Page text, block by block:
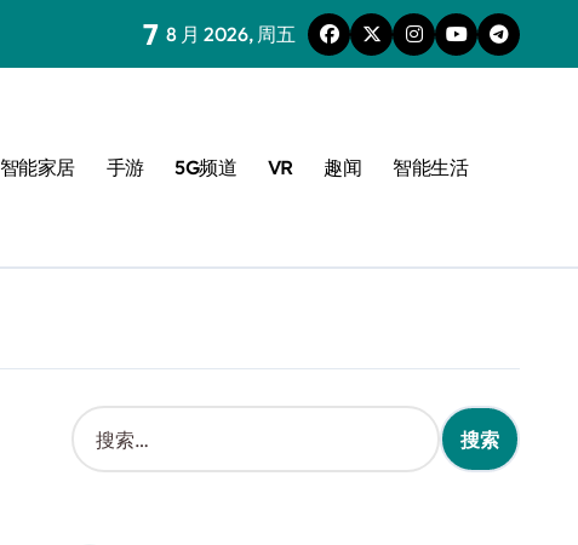
7 8 月 2026, 周五
智能家居 手游 5G频道 VR 趣闻 智能生活
搜
索
：